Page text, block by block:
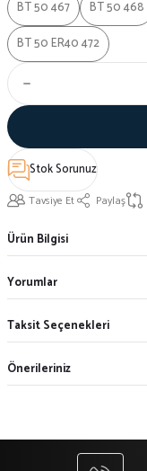
BT 50 467
BT 50 468
BT 50 ER40 472
Stok Sorunuz
Tavsiye Et Paylaş
Ürün Bilgisi
Yorumlar
Taksit Seçenekleri
Önerileriniz